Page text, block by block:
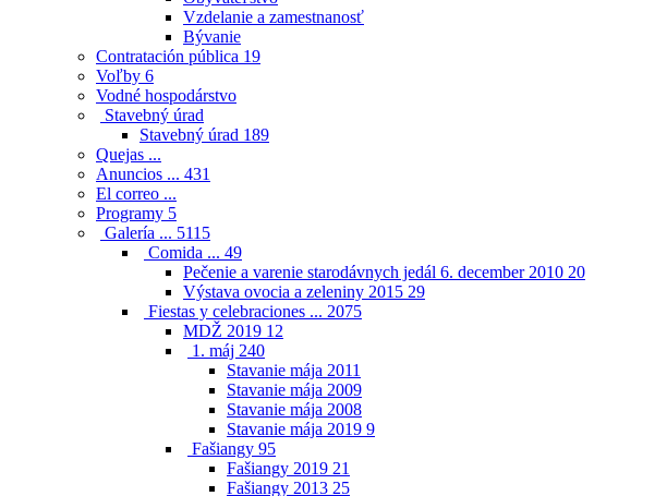
Vzdelanie a zamestnanosť
Bývanie
Contratación pública 19
Voľby 6
Vodné hospodárstvo
Stavebný úrad
Stavebný úrad 189
Quejas ...
Anuncios ... 431
El correo ...
Programy 5
Galería ... 5115
Comida ... 49
Pečenie a varenie starodávnych jedál 6. december 2010 20
Výstava ovocia a zeleniny 2015 29
Fiestas y celebraciones ... 2075
MDŽ 2019 12
1. máj 240
Stavanie mája 2011
Stavanie mája 2009
Stavanie mája 2008
Stavanie mája 2019 9
Fašiangy 95
Fašiangy 2019 21
Fašiangy 2013 25